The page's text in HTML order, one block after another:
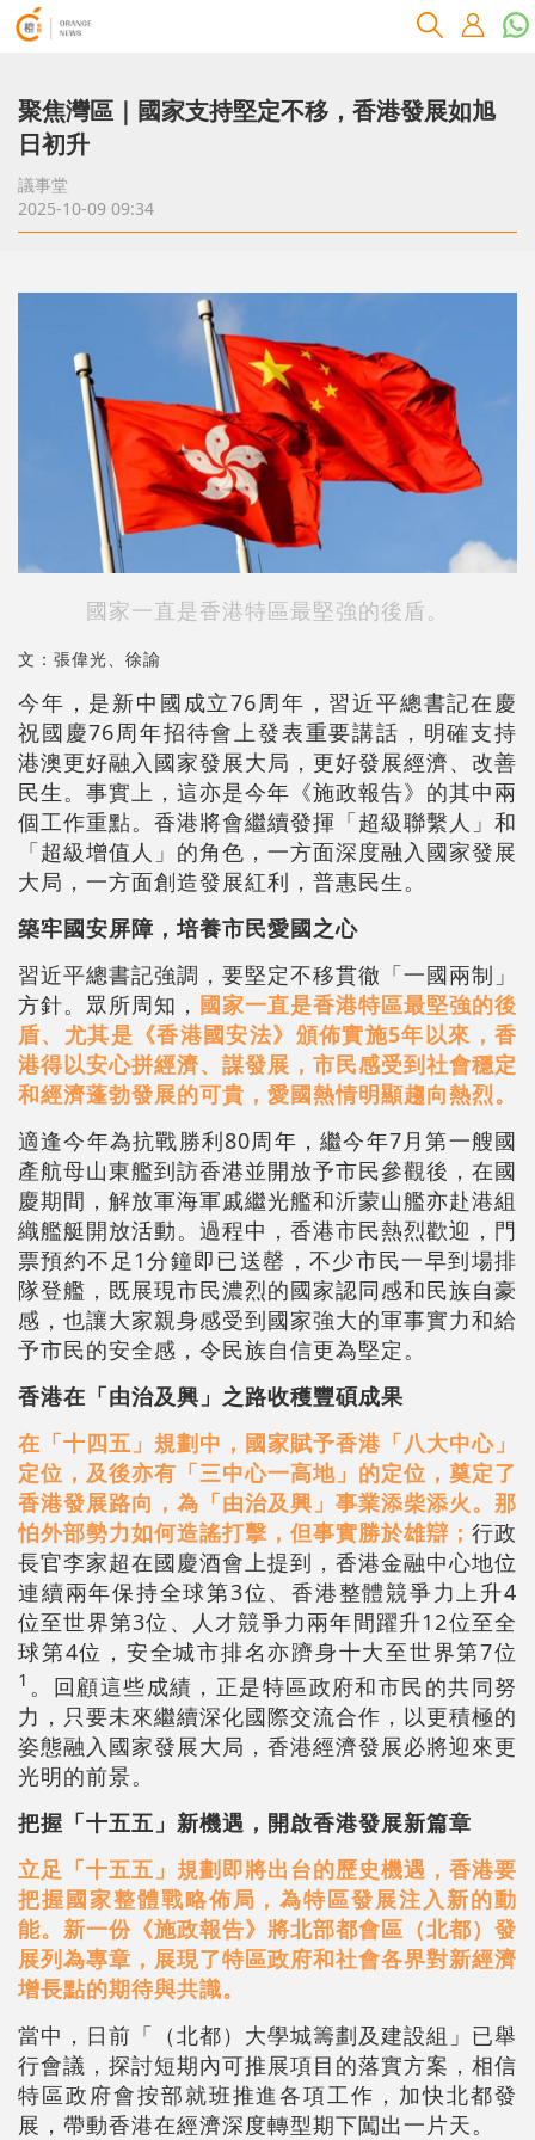
聚焦灣區｜國家支持堅定不移，香港發展如旭
日初升
議事堂
2025-10-09 09:34
國家一直是香港特區最堅強的後盾。
文：張偉光、徐諭
今年，是新中國成立76周年，習近平總書記在慶
祝國慶76周年招待會上發表重要講話，明確支持
港澳更好融入國家發展大局，更好發展經濟、改善
民生。事實上，這亦是今年《施政報告》的其中兩
個工作重點。香港將會繼續發揮「超級聯繫人」和
「超級增值人」的角色，一方面深度融入國家發展
大局，一方面創造發展紅利，普惠民生。
築牢國安屏障，培養市民愛國之心
習近平總書記強調，要堅定不移貫徹「一國兩制」
方針。眾所周知， 國家一直是香港特區最堅強的後
盾、尤其是《香港國安法》頒佈實施5年以來，香
港得以安心拼經濟、謀發展，市民感受到社會穩定
和經濟蓬勃發展的可貴，愛國熱情明顯趨向熱烈。
適逢今年為抗戰勝利80周年，繼今年7月第一艘國
產航母山東艦到訪香港並開放予市民參觀後，在國
慶期間，解放軍海軍戚繼光艦和沂蒙山艦亦赴港組
織艦艇開放活動。過程中，香港市民熱烈歡迎，門
票預約不足1分鐘即已送罄，不少市民一早到場排
隊登艦，既展現市民濃烈的國家認同感和民族自豪
感，也讓大家親身感受到國家強大的軍事實力和給
予市民的安全感，令民族自信更為堅定。
香港在「由治及興」之路收穫豐碩成果
在「十四五」規劃中，國家賦予香港「八大中心」
定位，及後亦有「三中心一高地」的定位，奠定了
香港發展路向，為「由治及興」事業添柴添火。那
怕外部勢力如何造謠打擊，但事實勝於雄辯； 行政
長官李家超在國慶酒會上提到，香港金融中心地位
連續兩年保持全球第3位、香港整體競爭力上升4
位至世界第3位、人才競爭力兩年間躍升12位至全
球第4位，安全城市排名亦躋身十大至世界第7位
1 。回顧這些成績，正是特區政府和市民的共同努
力，只要未來繼續深化國際交流合作，以更積極的
姿態融入國家發展大局，香港經濟發展必將迎來更
光明的前景。
把握「十五五」新機遇，開啟香港發展新篇章
立足「十五五」規劃即將出台的歷史機遇，香港要
把握國家整體戰略佈局，為特區發展注入新的動
能。新一份《施政報告》將北部都會區（北都）發
展列為專章，展現了特區政府和社會各界對新經濟
增長點的期待與共識。
當中，日前「（北都）大學城籌劃及建設組」已舉
行會議，探討短期內可推展項目的落實方案，相信
特區政府會按部就班推進各項工作，加快北都發
展，帶動香港在經濟深度轉型期下闖出一片天。